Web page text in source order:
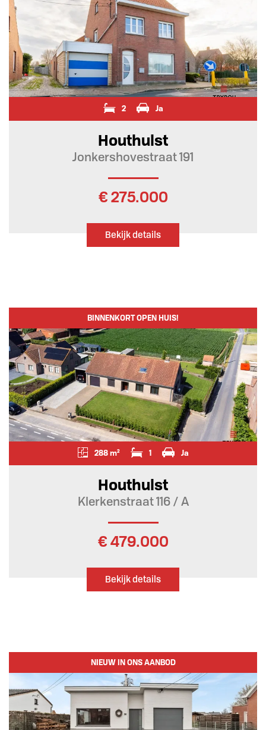
2 Ja
Houthulst
Jonkershovestraat 191
€ 275.000
Bekijk details
BINNENKORT OPEN HUIS!
288 m² 1 Ja
Houthulst
Klerkenstraat 116 / A
€ 479.000
Bekijk details
NIEUW IN ONS AANBOD